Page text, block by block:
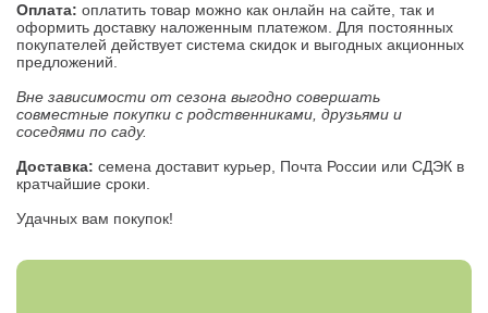
Оплата: оплатить товар можно как онлайн на сайте, так и
оформить доставку наложенным платежом. Для постоянных
покупателей действует система скидок и выгодных акционных
предложений.
Вне зависимости от сезона выгодно совершать
совместные покупки с родственниками, друзьями и
соседями по саду.
Доставка: семена доставит курьер, Почта России или СДЭК в
кратчайшие сроки.
Удачных вам покупок!